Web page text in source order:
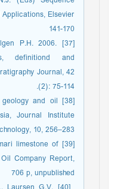
Elsevier,
141-170
P.H. 2006.
definitiond and
Journal, 42
(2): 75-114.
geology and oil
Journal Institute
10, 256–283.
limestone of
Company Report,
706 p, unpublished